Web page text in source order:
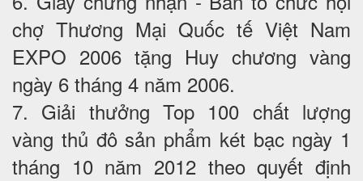
chợ Thương Mại Quốc tế Việt Nam
EXPO 2006 tặng Huy chương vàng
ngày 6 tháng 4 năm 2006.
7. Giải thưởng Top 100 chất lượng
vàng thủ đô sản phẩm két bạc ngày 1
tháng 10 năm 2012 theo quyết định